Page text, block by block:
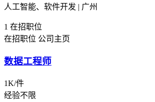
人工智能、软件开发 | 广州
1 在招职位
在招职位 公司主页
数据工程师
1K/件
经验不限